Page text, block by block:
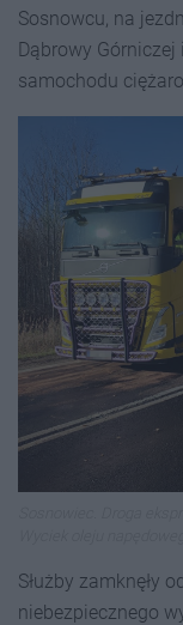
Sosnowcu, na
Dąbrowy
samochodu
Służby zamknęły
niebezpiecznego